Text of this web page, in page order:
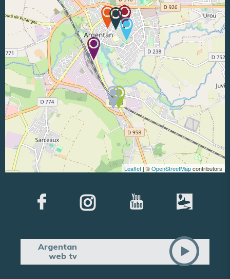
Leaflet | ©OpenStreetMapcontributors
Argentan
web tv